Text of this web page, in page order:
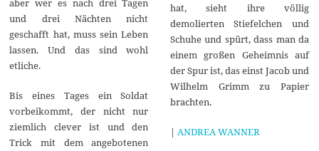
aber wer es nach drei Tagen
und drei Nächten nicht
geschafft hat, muss sein Leben
lassen. Und das sind wohl
etliche.
Bis eines Tages ein Soldat
vorbeikommt, der nicht nur
ziemlich clever ist und den
Trick mit dem angebotenen
hat, sieht ihre völlig
demolierten Stiefelchen und
Schuhe und spürt, dass man da
einem großen Geheimnis auf
der Spur ist, das einst Jacob und
Wilhelm Grimm zu Papier
brachten.
| ANDREA WANNER